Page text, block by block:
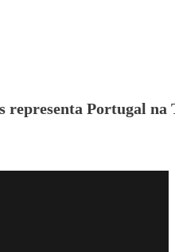
representa Portugal na